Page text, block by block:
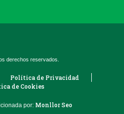
derechos reservados.
Política de Privacidad
de Cookies
por: Monllor Seo